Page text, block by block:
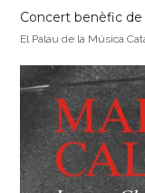
Concert benèfic de
El Palau de la Música